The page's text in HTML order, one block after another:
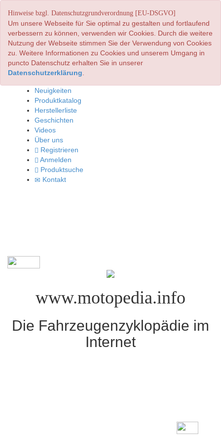
Hinweise bzgl. Datenschutzgrundverordnung [EU-DSGVO]
Um unsere Webseite für Sie optimal zu gestalten und fortlaufend
verbessern zu können, verwenden wir Cookies. Durch die weitere
Nutzung der Webseite stimmen Sie der Verwendung von Cookies
zu. Weitere Informationen zu Cookies und unserem Umgang in
puncto Datenschutz erhalten Sie in unserer
Datenschutzerklärung
Neuigkeiten
Produktkatalog
Herstellerliste
Geschichten
Videos
Über uns
Registrieren
Anmelden
Produktsuche
Kontakt
www.motopedia.info
Die Fahrzeugenzyklopädie im
Internet